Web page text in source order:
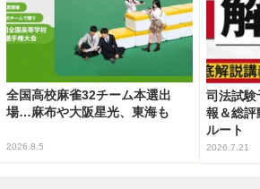
全国高校麻雀32チーム本選出
場…麻布や大阪星光、東海も
2026.8.5
司法試験
報＆総
ルート
2026.7.21